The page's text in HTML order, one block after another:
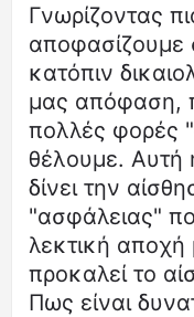
Γνωρίζοντας
αποφασίζουμε
κατόπιν
μας απόφαση,
πολλές φορές
θέλουμε.
δίνει την
"ασφάλειας"
λεκτική
προκαλεί το
Πως είναι